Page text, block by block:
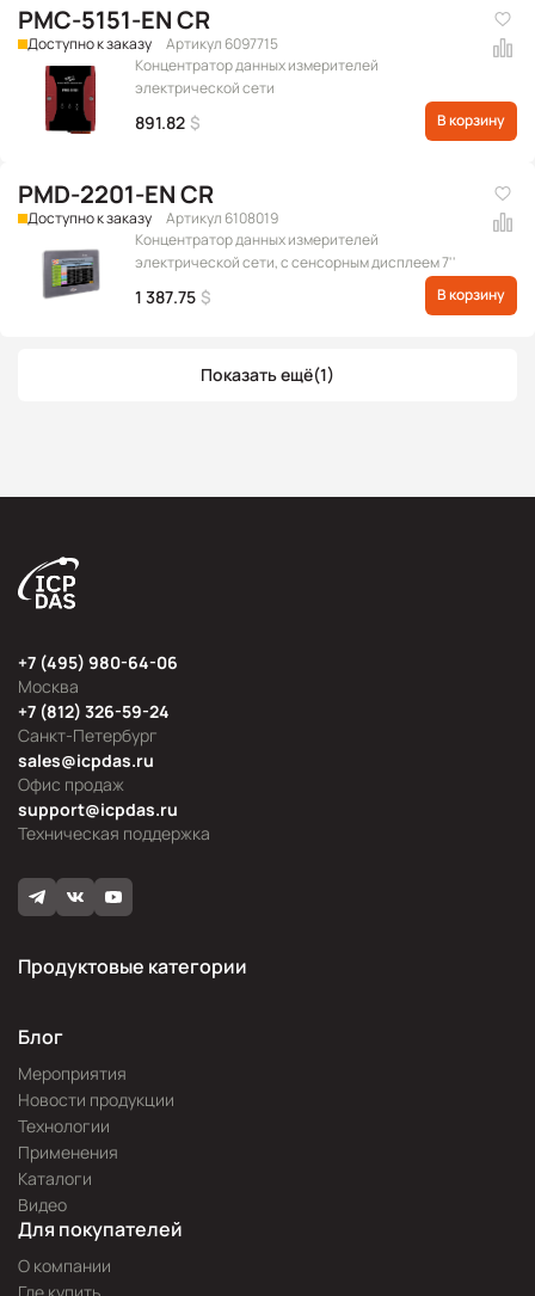
PMC-5151-EN CR
Доступно к заказу
Артикул 6097715
Концентратор данных измерителей
электрической сети
891.82 $ В корзину
PMD-2201-EN CR
Доступно к заказу
Артикул 6108019
Концентратор данных измерителей
электрической сети, с сенсорным дисплеем 7''
1 387.75 $ В корзину
Показать ещё(1)
Москва
+7 (495) 980-64-06
Офис продаж
sales@icpdas.ru
Санкт-Петербург
+7 (812) 326-59-24
Техническая поддержка
support@icpdas.ru
Продуктовые категории
Блог
Мероприятия
Новости продукции
Технологии
Применения
Каталоги
Видео
Для покупателей
О компании